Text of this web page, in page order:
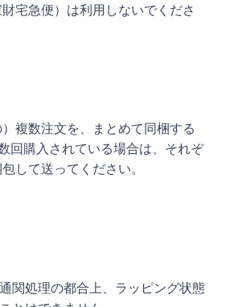
財宅急便）は利用しないでくださ
）複数注文を、まとめて同梱する
回購入されている場合は、それぞ
して送ってください。
関処理の都合上、ラッピング状態